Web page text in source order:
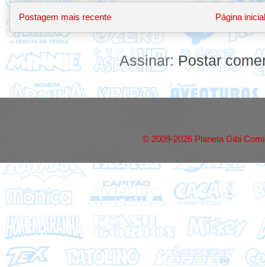
Postagem mais recente Página inicial
Assinar: Postar
© 2009-2026 Planeta Gibi